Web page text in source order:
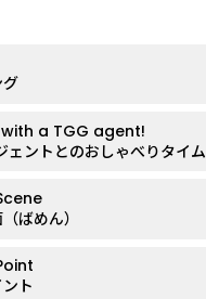
with a TGG agent!
ェントとのおしゃべりタイム
ばめん）
ト